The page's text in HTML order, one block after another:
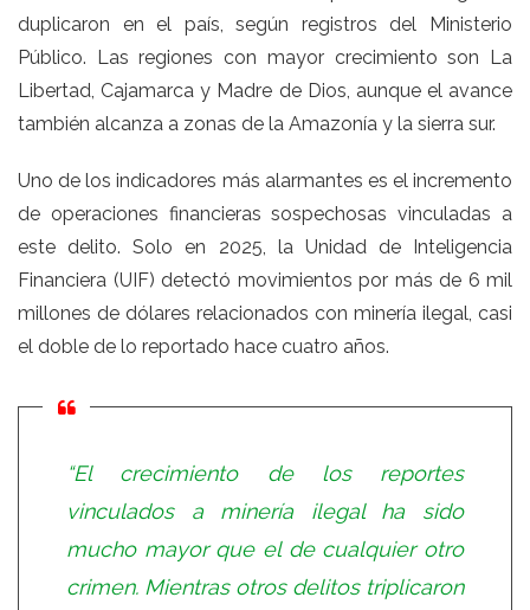
duplicaron en el país, según registros del Ministerio
Público. Las regiones con mayor crecimiento son La
Libertad, Cajamarca y Madre de Dios, aunque el avance
también alcanza a zonas de la Amazonía y la sierra sur.
Uno de los indicadores más alarmantes es el incremento
de operaciones financieras sospechosas vinculadas a
este delito. Solo en 2025, la Unidad de Inteligencia
Financiera (UIF) detectó movimientos por más de 6 mil
millones de dólares relacionados con minería ilegal, casi
el doble de lo reportado hace cuatro años.
“El crecimiento de los reportes
vinculados a minería ilegal ha sido
mucho mayor que el de cualquier otro
crimen. Mientras otros delitos triplicaron